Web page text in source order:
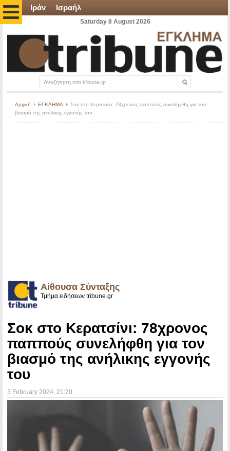
Ιράν Ισραήλ
Saturday 8 August 2026
Αρχική ΕΓΚΛΗΜΑ
Σοκ στο Κερατσίνι: 78χρονος παππούς συνελήφθη για τον
βιασμό της ανήλικης εγγονής του
Αίθουσα Σύνταξης
Τμήμα ειδήσεων tribune.gr
Σοκ στο Κερατσίνι: 78χρονος
παππούς συνελήφθη για τον
βιασμό της ανήλικης εγγονής
του
3 February 2024 , 21:20